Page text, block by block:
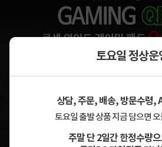
토요일 정상운
상담, 주문, 배송, 방문수령,
토요일 출발 상품 지금 담으면
주말 단 2일간 한정수량